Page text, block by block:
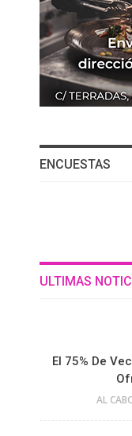
ENCUESTAS
ULTIMAS
El 75% De